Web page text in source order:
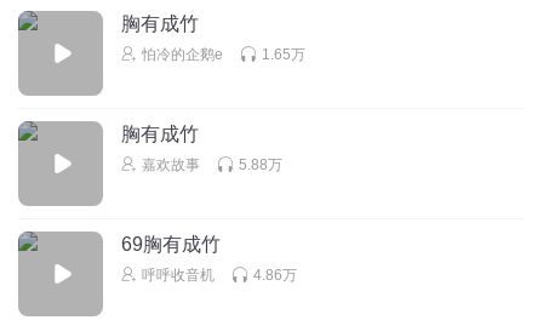
胸有成竹
怕冷的企鹅e 1.65万
胸有成竹
嘉欢故事 5.88万
69胸有成竹
呼呼收音机 4.86万